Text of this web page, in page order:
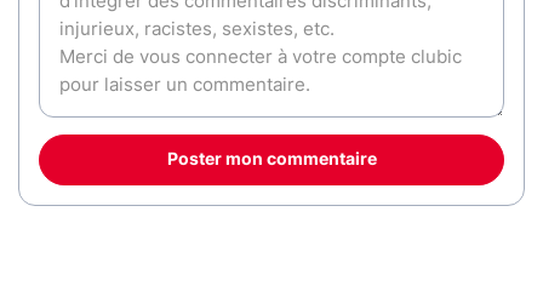
Poster mon commentaire